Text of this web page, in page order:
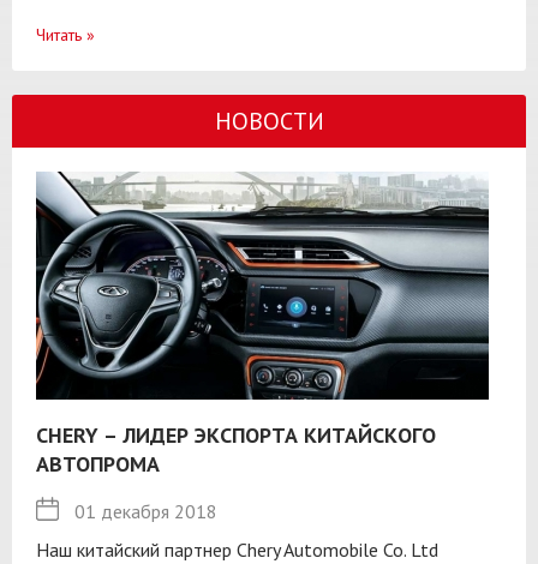
Читать »
НОВОСТИ
CHERY – ЛИДЕР ЭКСПОРТА КИТАЙСКОГО
АВТОПРОМА
01 декабря 2018
Наш китайский партнер Chery Automobile Co. Ltd